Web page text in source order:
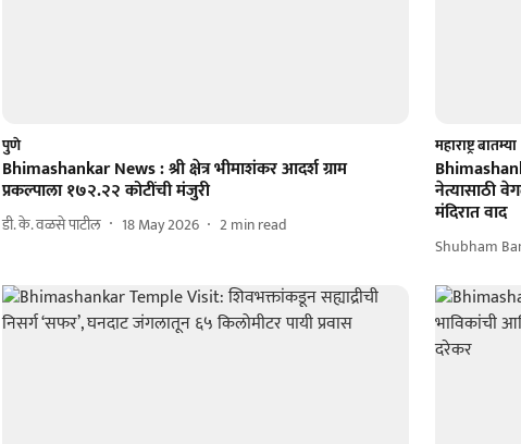
पुणे
Bhimashankar News : श्री क्षेत्र भीमाशंकर आदर्श ग्राम
प्रकल्पाला १७२.२२ कोटींची मंजुरी
डी. के. वळसे पाटील 18 May 2026 2min read
महाराष्ट्र बातम्या
नेत्यासाठी
मंदिरात वाद
Shubham